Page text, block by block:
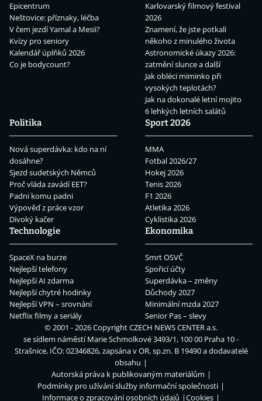
Epicentrum
Neštovice: příznaky, léčba
V čem jezdí Yamal a Mesii?
Kvízy pro seniory
Kalendář úplňků 2026
Co je bodycount?
Karlovarský filmový festival
2026
Znamení, že jste potkali
někoho z minulého života
Astronomické úkazy 2026:
zatmění slunce a další
Jak obléci miminko při
vysokých teplotách?
Jak na dokonalé letní mojito
6 lehkých letních salátů
Politika
Nová superdávka: kdo na ní
dosáhne?
Sjezd sudetských Němců
Proč vláda zavádí EET?
Padni komu padni
Výpověď z práce vzor
Divoký kačer
Sport 2026
MMA
Fotbal 2026/27
Hokej 2026
Tenis 2026
F1 2026
Atletika 2026
Cyklistika 2026
Technologie
SpaceX na burze
Nejlepší telefony
Nejlepší AI zdarma
Nejlepší chytré hodinky
Nejlepší VPN – srovnání
Netflix filmy a seriály
Ekonomika
Smrt OSVČ
Spořicí účty
Superdávka – změny
Důchody 2027
Minimální mzda 2027
Senior Pas – slevy
© 2001 - 2026 CopyrightCZECH NEWS CENTER a.s.
se sídlem náměstí Marie Schmolkové 3493/1, 100 00 Praha 10 -
Strašnice, IČO: 02346826, zapsána v OR, sp.zn. B 19490 a dodavatelé
obsahu
Autorská práva k publikovaným materiálům
Podmínky pro užívání služby informační společnosti
Informace o zpracování osobních údajů
Cookies